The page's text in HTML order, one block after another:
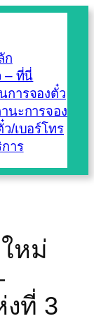
ก
– ที่นี่
การจองตั๋ว
นะการจอง
/เบอร์โทร
าร
หม่
ที่ 3